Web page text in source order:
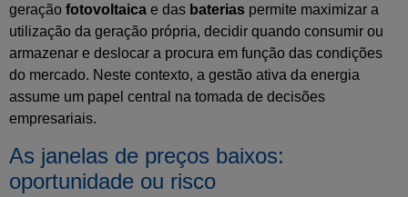
geração fotovoltaica e das baterias permite maximizar a
utilização da geração própria, decidir quando consumir ou
armazenar e deslocar a procura em função das condições
do mercado. Neste contexto, a gestão ativa da energia
assume um papel central na tomada de decisões
empresariais.
As janelas de preços baixos:
oportunidade ou risco